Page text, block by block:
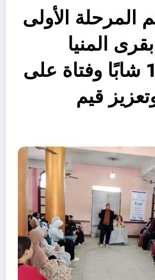
المرحلة الأولى
المنيا
ويُدرب 1893 شابًا وفتاة على
قيم